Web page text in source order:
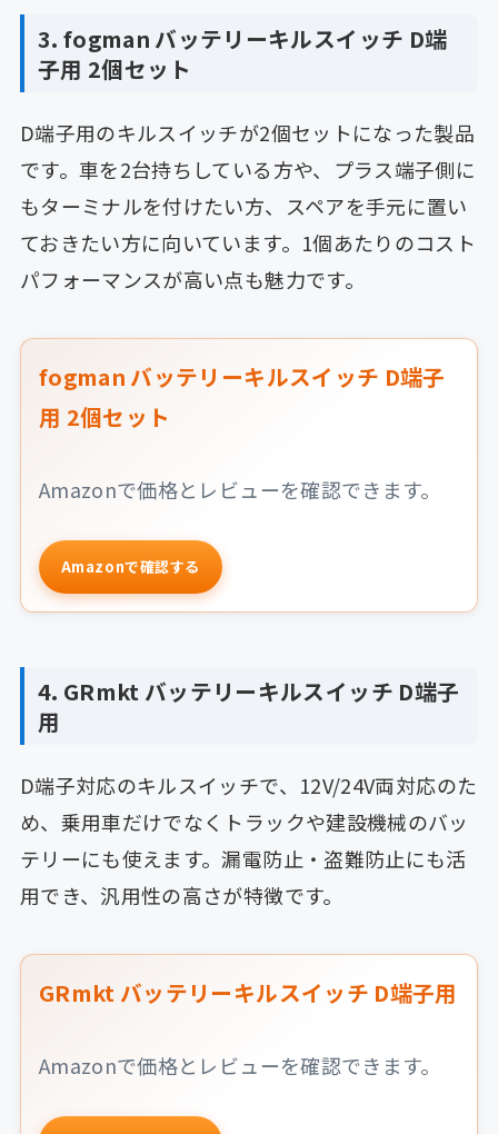
3. fogman バッテリーキルスイッチ D端
子用 2個セット
D端子用のキルスイッチが2個セットになった製品
です。車を2台持ちしている方や、プラス端子側に
もターミナルを付けたい方、スペアを手元に置い
ておきたい方に向いています。1個あたりのコスト
パフォーマンスが高い点も魅力です。
fogman バッテリーキルスイッチ D端子
用 2個セット
Amazonで価格とレビューを確認できます。
Amazonで確認する
4. GRmkt バッテリーキルスイッチ D端子
用
D端子対応のキルスイッチで、12V/24V両対応のた
め、乗用車だけでなくトラックや建設機械のバッ
テリーにも使えます。漏電防止・盗難防止にも活
用でき、汎用性の高さが特徴です。
GRmkt バッテリーキルスイッチ D端子用
Amazonで価格とレビューを確認できます。